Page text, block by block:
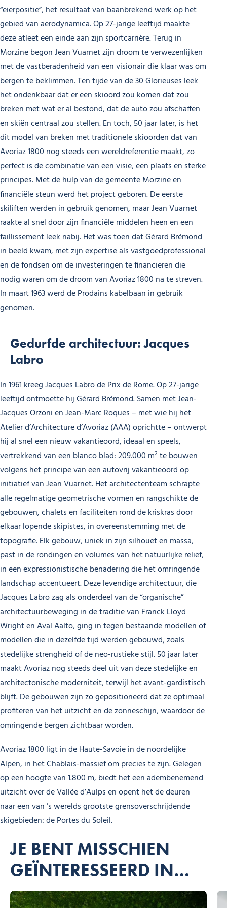
“eierpositie”, het resultaat van baanbrekend werk op het
gebied van aerodynamica. Op 27-jarige leeftijd maakte
deze atleet een einde aan zijn sportcarrière. Terug in
Morzine begon Jean Vuarnet zijn droom te verwezenlijken
met de vastberadenheid van een visionair die klaar was om
bergen te beklimmen. Ten tijde van de 30 Glorieuses leek
het ondenkbaar dat er een skioord zou komen dat zou
breken met wat er al bestond, dat de auto zou afschaffen
en skiën centraal zou stellen. En toch, 50 jaar later, is het
dit model van breken met traditionele skioorden dat van
Avoriaz 1800 nog steeds een wereldreferentie maakt, zo
perfect is de combinatie van een visie, een plaats en sterke
principes. Met de hulp van de gemeente Morzine en
financiële steun werd het project geboren. De eerste
skiliften werden in gebruik genomen, maar Jean Vuarnet
raakte al snel door zijn financiële middelen heen en een
faillissement leek nabij. Het was toen dat Gérard Brémond
in beeld kwam, met zijn expertise als vastgoedprofessional
en de fondsen om de investeringen te financieren die
nodig waren om de droom van Avoriaz 1800 na te streven.
In maart 1963 werd de Prodains kabelbaan in gebruik
genomen.
Gedurfde architectuur: Jacques
Labro
In 1961 kreeg Jacques Labro de Prix de Rome. Op 27-jarige
leeftijd ontmoette hij Gérard Brémond. Samen met Jean-
Jacques Orzoni en Jean-Marc Roques – met wie hij het
Atelier d’Architecture d’Avoriaz (AAA) oprichtte – ontwerpt
hij al snel een nieuw vakantieoord, ideaal en speels,
vertrekkend van een blanco blad: 209.000 m² te bouwen
volgens het principe van een autovrij vakantieoord op
initiatief van Jean Vuarnet. Het architectenteam schrapte
alle regelmatige geometrische vormen en rangschikte de
gebouwen, chalets en faciliteiten rond de kriskras door
elkaar lopende skipistes, in overeenstemming met de
topografie. Elk gebouw, uniek in zijn silhouet en massa,
past in de rondingen en volumes van het natuurlijke reliëf,
in een expressionistische benadering die het omringende
landschap accentueert. Deze levendige architectuur, die
Jacques Labro zag als onderdeel van de “organische”
architectuurbeweging in de traditie van Franck Lloyd
Wright en Aval Aalto, ging in tegen bestaande modellen of
modellen die in dezelfde tijd werden gebouwd, zoals
stedelijke strengheid of de neo-rustieke stijl. 50 jaar later
maakt Avoriaz nog steeds deel uit van deze stedelijke en
architectonische moderniteit, terwijl het avant-gardistisch
blijft. De gebouwen zijn zo gepositioneerd dat ze optimaal
profiteren van het uitzicht en de zonneschijn, waardoor de
omringende bergen zichtbaar worden.
Avoriaz 1800 ligt in de Haute-Savoie in de noordelijke
Alpen, in het Chablais-massief om precies te zijn. Gelegen
op een hoogte van 1.800 m, biedt het een adembenemend
uitzicht over de Vallée d’Aulps en opent het de deuren
naar een van ’s werelds grootste grensoverschrijdende
skigebieden: de Portes du Soleil.
JE BENT MISSCHIEN
GEÏNTERESSEERD IN…